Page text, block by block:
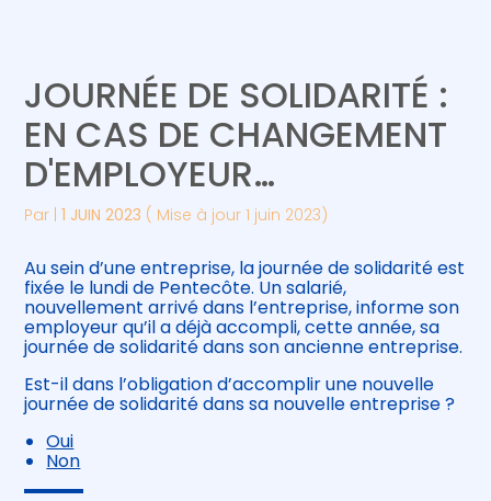
Gérer votre quotidien
Piloter votre entreprise
Développer votre entreprise
Construire votre patrimoine
Être prêt pour la facturation
électronique
Suivre votre comptabilité
Gérer vos ressources humaines
JOURNÉE DE SOLIDARITÉ :
EN CAS DE CHANGEMENT
D'EMPLOYEUR…
Par |1 JUIN 2023 ( Mise à jour 1 juin 2023)
Au sein d’une entreprise, la journée de solidarité est
fixée le lundi de Pentecôte. Un salarié,
nouvellement arrivé dans l’entreprise, informe son
employeur qu’il a déjà accompli, cette année, sa
journée de solidarité dans son ancienne entreprise.
Est-il dans l’obligation d’accomplir une nouvelle
journée de solidarité dans sa nouvelle entreprise ?
Oui
Non